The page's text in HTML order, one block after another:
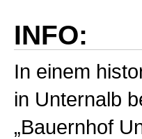
INFO:
In einem
in Unternalb
„Bauernhof